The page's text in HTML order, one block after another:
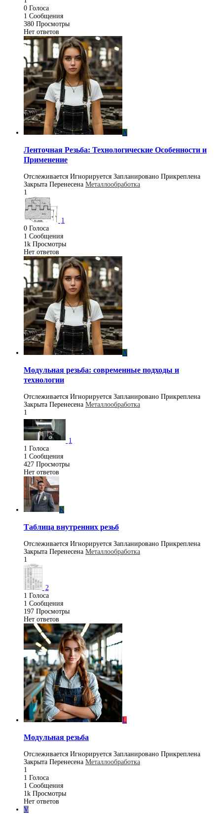
0 Голоса
1 Сообщения
380 Просмотры
Нет ответов
A
Ленточная Резьба: Технологические Особенности и
Применение
Отслеживается Игнорируется Запланировано Прикреплена
Закрыта Перенесена Металлообработка
1
1
0 Голоса
1 Сообщения
1k Просмотры
Нет ответов
A
Модульная резьба: современные подходы и
технологии
Отслеживается Игнорируется Запланировано Прикреплена
Закрыта Перенесена Металлообработка
1
1
1 Голоса
1 Сообщения
427 Просмотры
Нет ответов
K
Таблица внутренних резьб
Отслеживается Игнорируется Запланировано Прикреплена
Закрыта Перенесена Металлообработка
1
2
1 Голоса
1 Сообщения
197 Просмотры
Нет ответов
L
Модульная резьба
Отслеживается Игнорируется Запланировано Прикреплена
Закрыта Перенесена Металлообработка
1
1 Голоса
1 Сообщения
1k Просмотры
Нет ответов
V